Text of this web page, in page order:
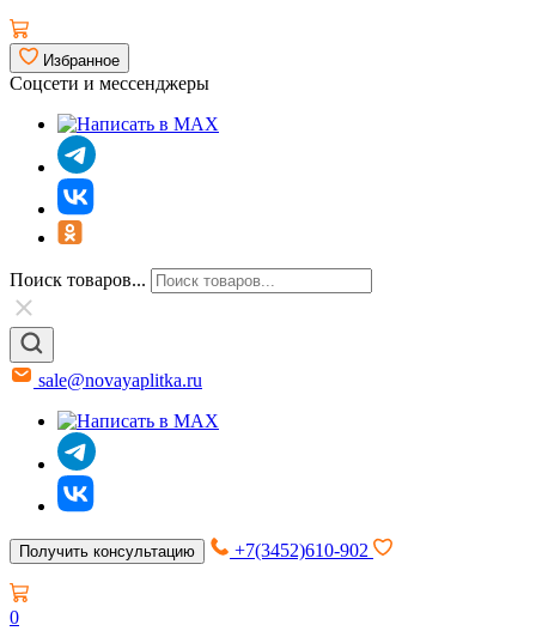
Избранное
Соцсети и мессенджеры
Поиск товаров...
sale@novayaplitka.ru
Получить консультацию +7(3452)610-902
0